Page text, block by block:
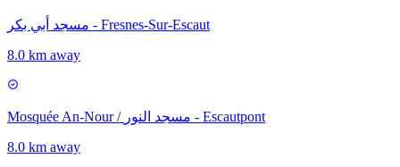
مسجد أبي بكر - Fresnes-Sur-Escaut
8.0 km away
Mosquée An-Nour / مسجد النور - Escautpont
8.0 km away